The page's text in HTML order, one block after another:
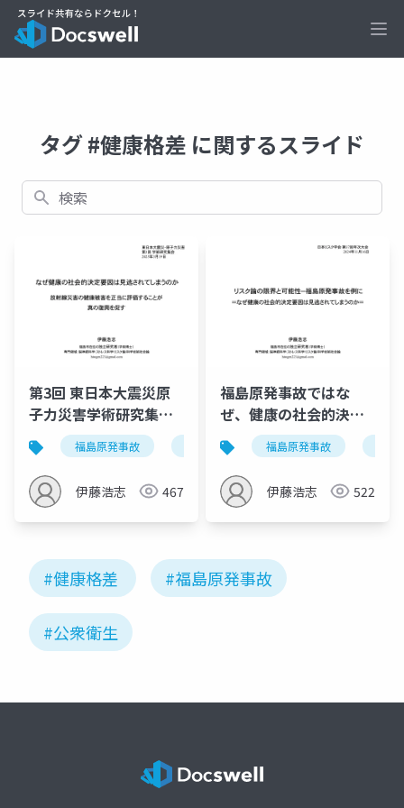
タグ #健康格差 に関するスライド
検索
第3回 東日本大震災原
子力災害学術研究集会
(20250319)福島原発事故 トリチウム
伊藤浩志 467
福島原発事故ではな
ぜ、健康の社会的決定
要因が見逃されてしま
うのか
福島原発事故
伊藤浩志 522
#健康格差 #福島原発事故
#公衆衛生